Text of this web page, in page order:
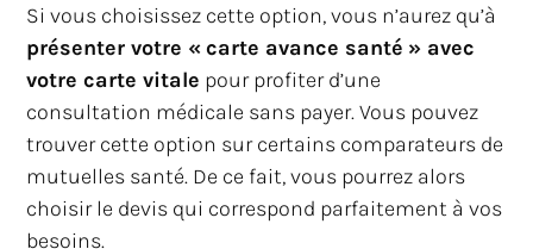
Si vous choisissez cette option, vous n’aurez qu’à
présenter votre « carte avance santé » avec
votre carte vitale pour profiter d’une
consultation médicale sans payer. Vous pouvez
trouver cette option sur certains comparateurs de
mutuelles santé. De ce fait, vous pourrez alors
choisir le devis qui correspond parfaitement à vos
besoins.